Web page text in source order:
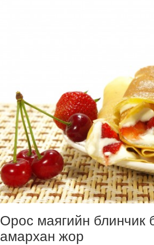
Орос маягийн блинчик
амархан жор